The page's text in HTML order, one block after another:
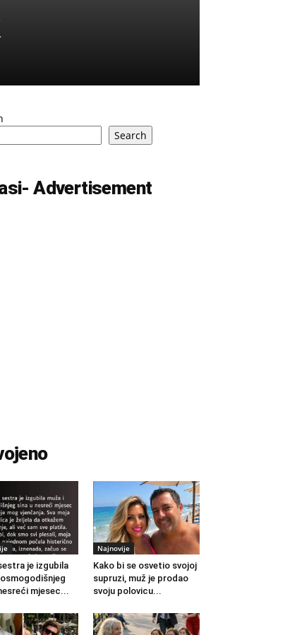
Search
Advertisement
je izgubila
mjesec...
Najnovije
Kako bi se osvetio svojoj
supruzi, muž je prodao
svoju polovicu...